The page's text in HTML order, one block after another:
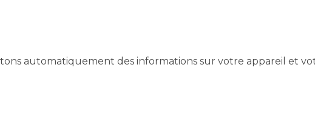
automatiquement des informations sur votre appareil et